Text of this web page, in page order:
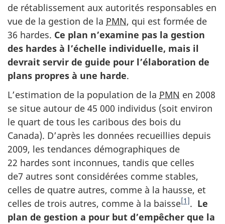
de rétablissement aux autorités responsables en
vue de la gestion de la PMN, qui est formée de
36 hardes. Ce plan n’examine pas la gestion
des hardes à l’échelle individuelle, mais il
devrait servir de guide pour l’élaboration de
plans propres à une harde.
L’estimation de la population de la PMN en 2008
se situe autour de 45 000 individus (soit environ
le quart de tous les caribous des bois du
Canada). D’après les données recueillies depuis
2009, les tendances démographiques de
22 hardes sont inconnues, tandis que celles
de7 autres sont considérées comme stables,
celles de quatre autres, comme à la hausse, et
celles de trois autres, comme à la baisse[1]. Le
plan de gestion a pour but d’empêcher que la